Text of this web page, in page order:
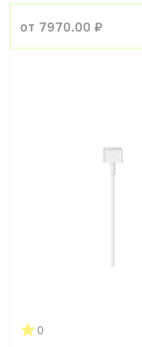
от 7970.00 ₽
0